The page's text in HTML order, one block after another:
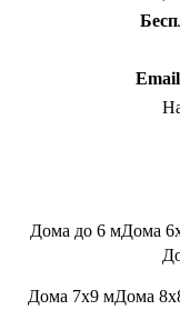
Email
Дома до 6 мДома
Дома 7х9 мДома